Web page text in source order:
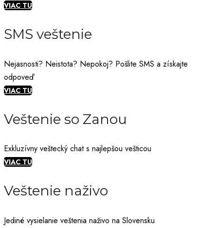
VIAC TU
SMS veštenie
Nejasnosti? Neistota? Nepokoj? Pošlite SMS a získajte
odpoveď
VIAC TU
Veštenie so Zanou
Exkluzívny veštecký chat s najlepšou vešticou
VIAC TU
Veštenie naživo
Jediné vysielanie veštenia naživo na Slovensku